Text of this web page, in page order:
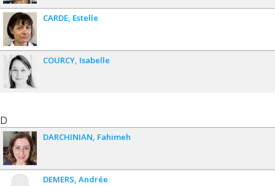
CARDE Estelle
COURCY Isabelle
D
DARCHINIAN Fahimeh
DEMERS Andrée